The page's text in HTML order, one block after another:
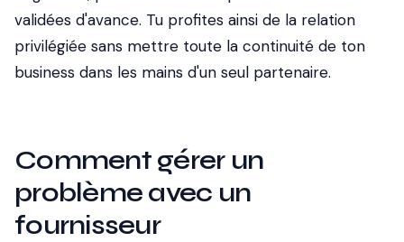
validées d'avance. Tu profites ainsi de la relation
privilégiée sans mettre toute la continuité de ton
business dans les mains d'un seul partenaire.
Comment gérer un
problème avec un
fournisseur